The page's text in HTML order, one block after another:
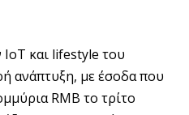
και lifestyle του
ανάπτυξη, με έσοδα που
RMB το τρίτο